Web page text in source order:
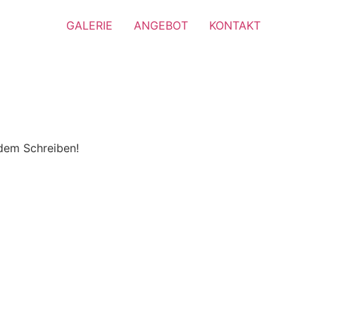
GALERIE ANGEBOT KONTAKT
Schreiben!